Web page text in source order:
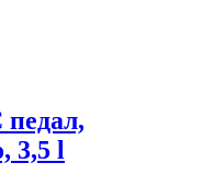
педал,
3,5 l